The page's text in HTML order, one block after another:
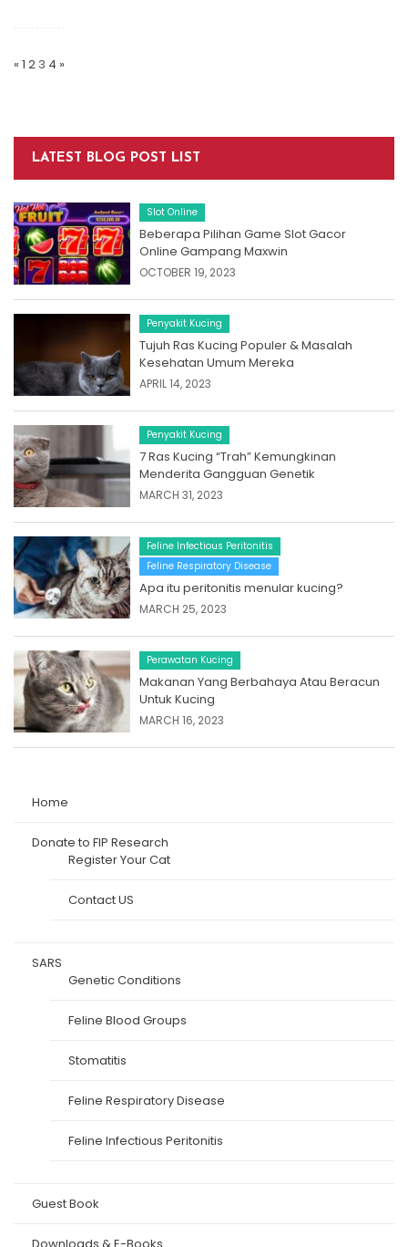
Navigation
« 1 2 3 4 »
LATEST BLOG POST LIST
Slot Online
Beberapa Pilihan Game Slot Gacor
Online Gampang Maxwin
OCTOBER 19, 2023
Penyakit Kucing
Tujuh Ras Kucing Populer & Masalah
Kesehatan Umum Mereka
APRIL 14, 2023
Penyakit Kucing
7 Ras Kucing “Trah” Kemungkinan
Menderita Gangguan Genetik
MARCH 31, 2023
Feline Infectious Peritonitis
Feline Respiratory Disease
Apa itu peritonitis menular kucing?
MARCH 25, 2023
Perawatan Kucing
Makanan Yang Berbahaya Atau Beracun
Untuk Kucing
MARCH 16, 2023
Home
Donate to FIP Research
Register Your Cat
Contact US
SARS
Genetic Conditions
Feline Blood Groups
Stomatitis
Feline Respiratory Disease
Feline Infectious Peritonitis
Guest Book
Downloads & E-Books